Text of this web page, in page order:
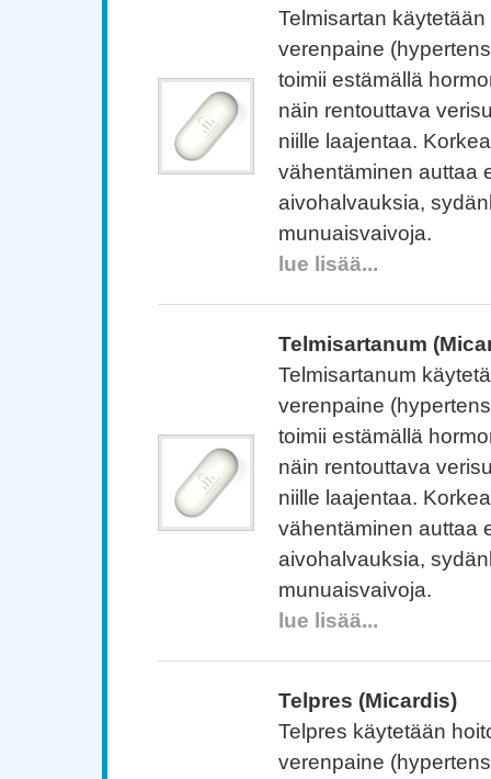
Telmisartan
verenpaine
toimii estämällä
näin rentouttava
niille laajentaa.
vähentäminen auttaa
aivohalvauksia,
munuaisvaivoja.
lue lisää...
Telmisartanum
Telmisartanum
verenpaine
toimii estämällä
näin rentouttava
niille laajentaa.
vähentäminen auttaa
aivohalvauksia,
munuaisvaivoja.
lue lisää...
Telpres (Micardis)
Telpres käytetään
verenpaine